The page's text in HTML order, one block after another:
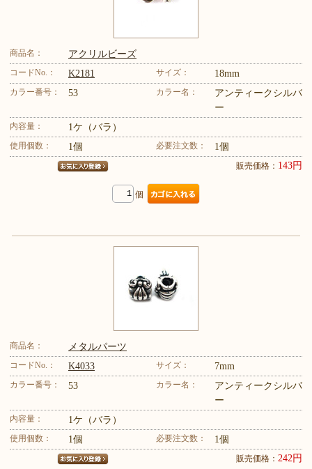
商品名： アクリルビーズ
コードNo.： K2181 サイズ： 18mm
カラー番号： 53 カラー名：
アンティークシルバ
ー
内容量： 1ケ（バラ）
使用個数： 1個 必要注文数： 1個
販売価格： 143円
個
商品名： メタルパーツ
コードNo.： K4033 サイズ： 7mm
カラー番号： 53 カラー名：
アンティークシルバ
ー
内容量： 1ケ（バラ）
使用個数： 1個 必要注文数： 1個
販売価格： 242円